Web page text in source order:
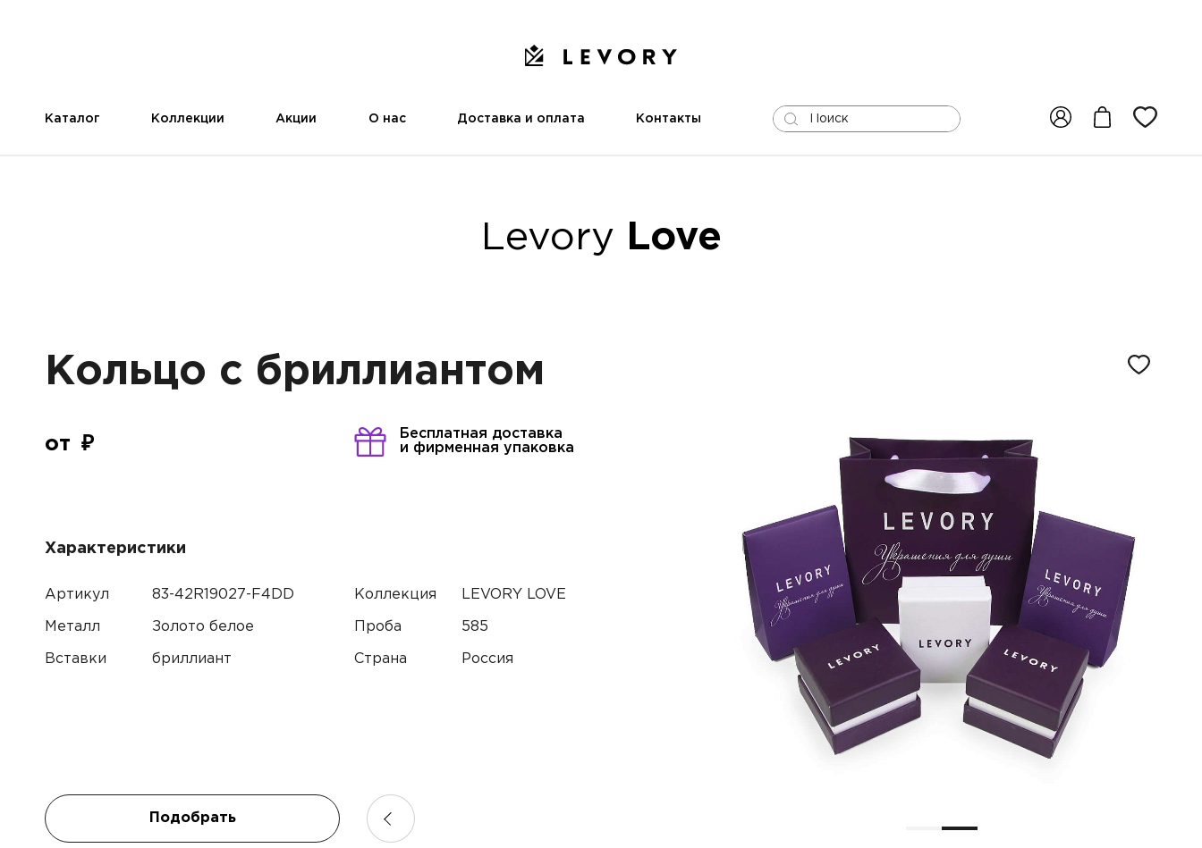
Каталог Коллекции Акции О нас Доставка и оплата Контакты
Levory Love
Кольцо с бриллиантом
от
Бесплатная доставка
и фирменная упаковка
Характеристики
Артикул 83-42R19027-F4DD Коллекция LEVORY LOVE
Металл Золото белое Проба 585
Вставки бриллиант Страна Россия
Подобрать
Имя